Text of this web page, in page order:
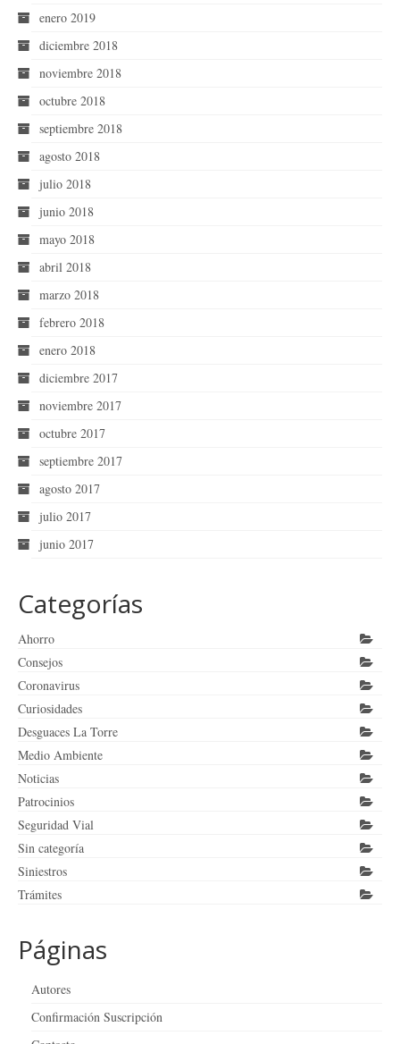
enero 2019
diciembre 2018
noviembre 2018
octubre 2018
septiembre 2018
agosto 2018
julio 2018
junio 2018
mayo 2018
abril 2018
marzo 2018
febrero 2018
enero 2018
diciembre 2017
noviembre 2017
octubre 2017
septiembre 2017
agosto 2017
julio 2017
junio 2017
Categorías
Ahorro
Consejos
Coronavirus
Curiosidades
Desguaces La Torre
Medio Ambiente
Noticias
Patrocinios
Seguridad Vial
Sin categoría
Siniestros
Trámites
Páginas
Autores
Confirmación Suscripción